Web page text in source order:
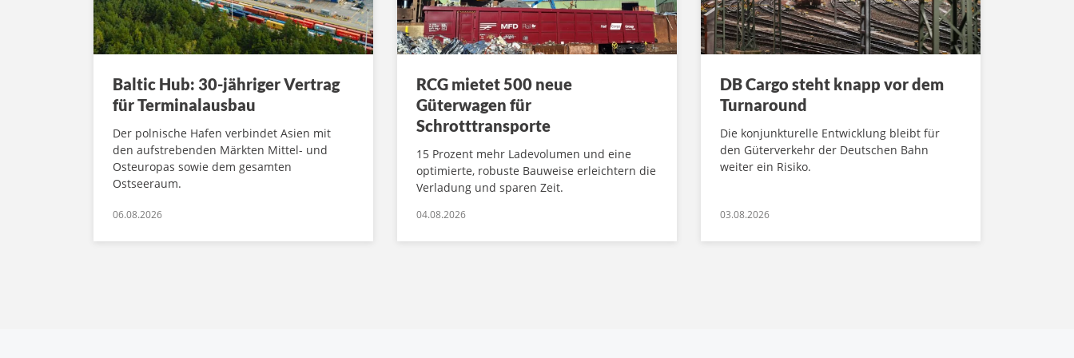
Baltic Hub: 30-jähriger Vertrag
für Terminalausbau
Der polnische Hafen verbindet Asien mit
den aufstrebenden Märkten Mittel- und
Osteuropas sowie dem gesamten
Ostseeraum.
06.08.2026
RCG mietet 500 neue
Güterwagen für
Schrotttransporte
15 Prozent mehr Ladevolumen und eine
optimierte, robuste Bauweise erleichtern die
Verladung und sparen Zeit.
04.08.2026
DB Cargo steht knapp vor dem
Turnaround
Die konjunkturelle Entwicklung bleibt für
den Güterverkehr der Deutschen Bahn
weiter ein Risiko.
03.08.2026